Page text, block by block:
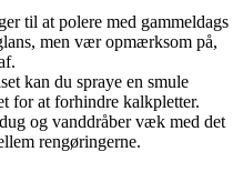
til at polere med gammeldags
men vær opmærksom på,
kan du spraye en smule
for at forhindre kalkpletter.
og vanddråber væk med det
rengøringerne.